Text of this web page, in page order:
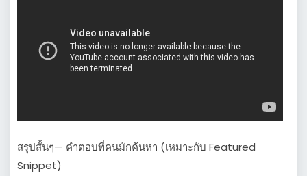
สรุปสั้นๆ— คำตอบที่คนมักค้นหา (เหมาะกับ Featured
Snippet)